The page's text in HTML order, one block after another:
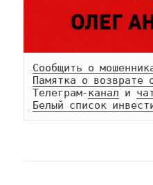
Сообщить о
Памятка о возврате
Телеграм-канал и
Белый список